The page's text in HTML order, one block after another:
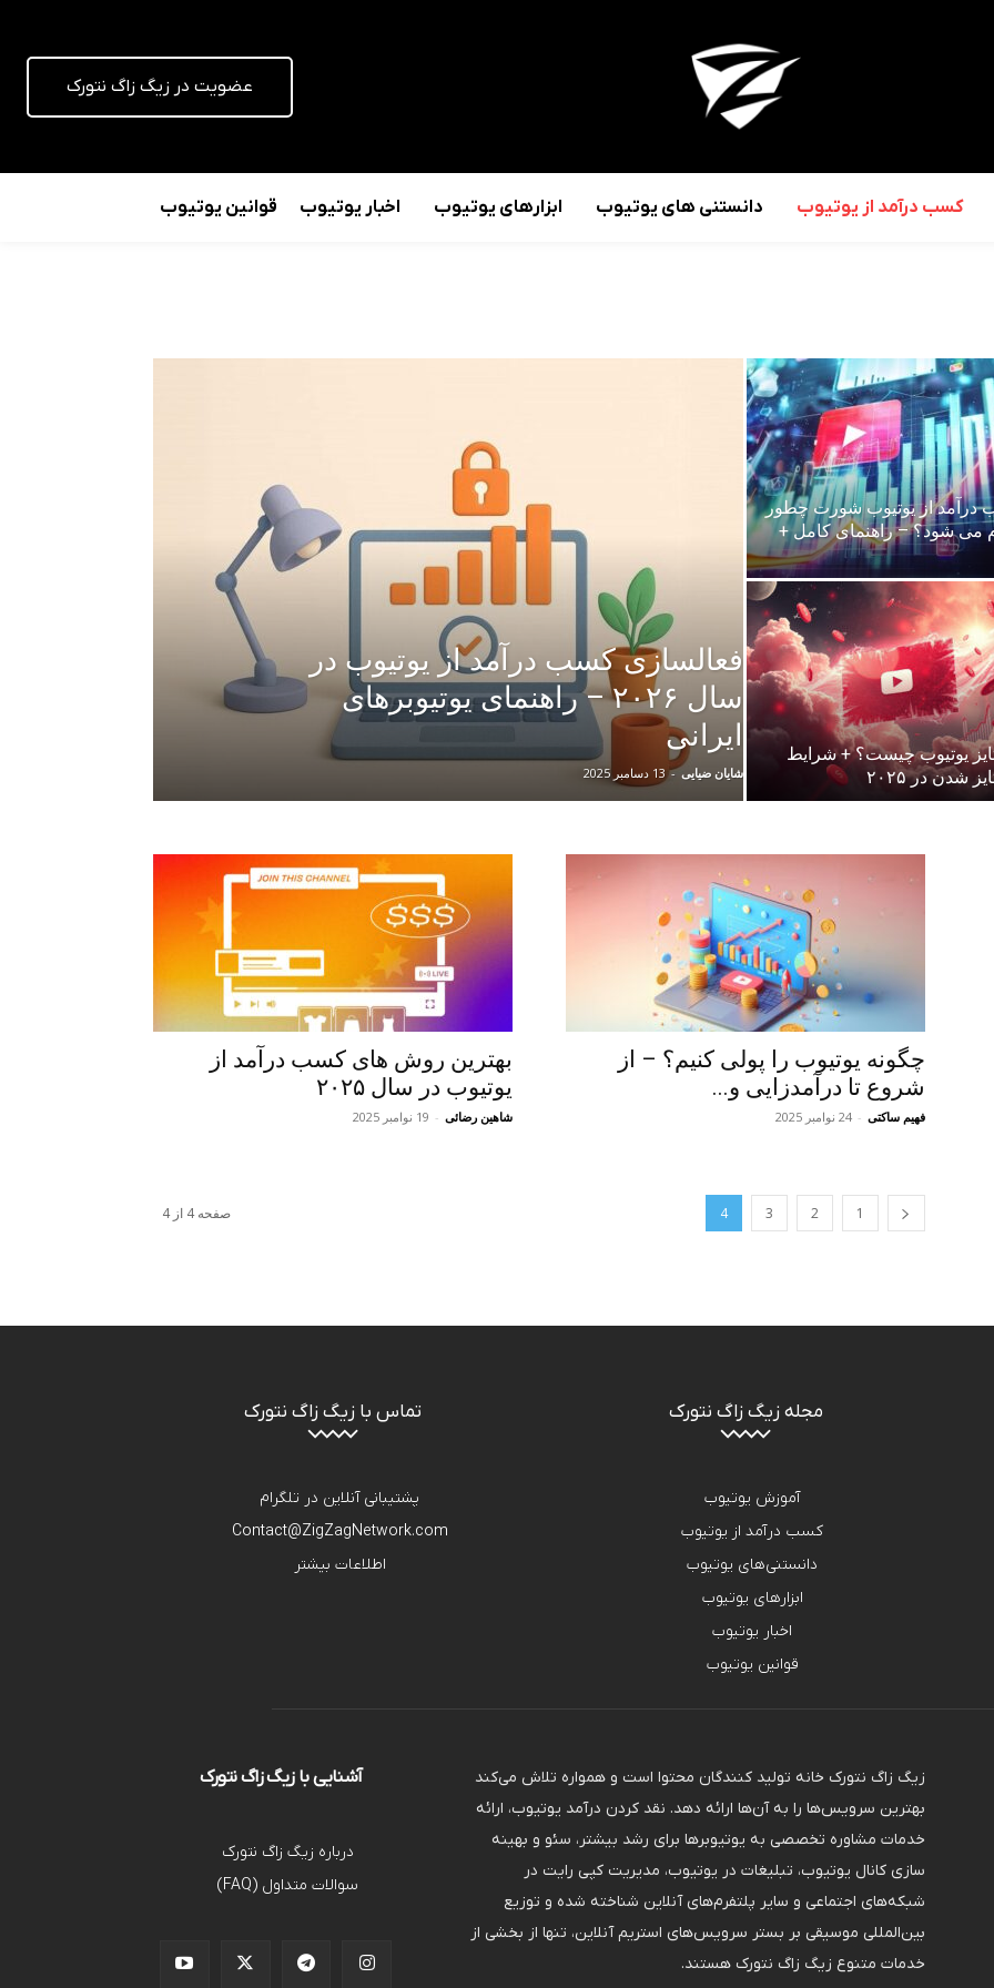
عضویت در زیگ زاگ نتورک
کسب درآمد از یوتیوب دانستنی های یوتیوب ابزارهای یوتیوب اخبار یوتیوب قوانین یوتیوب
فعالسازی کسب درآمد از یوتیوب در
سال ۲۰۲۶ – راهنمای یوتیوبرهای
ایرانی
شایان ضیایی - 13 دسامبر 2025
درآمد از یوتیوب شورت چطور
می شود؟ – راهنمای کامل +
یوتیوب چیست؟ + شرایط
شدن در ۲۰۲۵
چگونه یوتیوب را پولی کنیم؟ – از
شروع تا درآمدزایی و...
فهیم ساکتی - 24 نوامبر 2025
بهترین روش های کسب درآمد از
یوتیوب در سال ۲۰۲۵
شاهین رضائی - 19 نوامبر 2025
1
2
3
4 صفحه 4 از 4
تماس با زیگ زاگ نتورک
پشتیبانی آنلاین در تلگرام
Contact@ZigZagNetwork.com
اطلاعات بیشتر
مجله زیگ زاگ نتورک
آموزش یوتیوب
کسب درآمد از یوتیوب
دانستنی‌های یوتیوب
ابزارهای یوتیوب
اخبار یوتیوب
قوانین یوتیوب
آشنایی با زیگ زاگ نتورک
درباره زیگ زاگ نتورک
سوالات متداول (FAQ)
زیگ زاگ نتورک خانه تولید کنندگان محتوا است و همواره تلاش می‌کند
بهترین سرویس‌ها را به آن‌ها ارائه دهد. نقد کردن درآمد یوتیوب، ارائه
خدمات مشاوره تخصصی به یوتیوبرها برای رشد بیشتر، سئو و بهینه
سازی کانال یوتیوب، تبلیغات در یوتیوب، مدیریت کپی رایت در
شبکه‌های اجتماعی و سایر پلتفرم‌های آنلاین شناخته شده و توزیع
بین‌المللی موسیقی بر بستر سرویس‌های استریم آنلاین، تنها از بخشی از
خدمات متنوع زیگ زاگ نتورک هستند.